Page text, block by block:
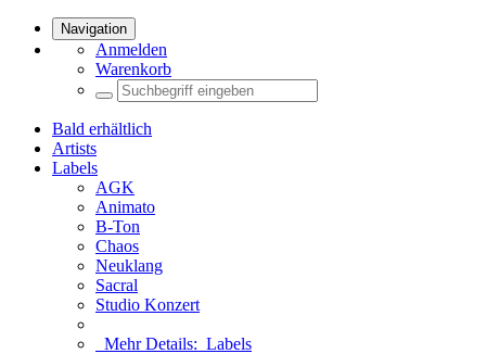
Navigation
Anmelden
Warenkorb
Bald erhältlich
Artists
Labels
AGK
Animato
B-Ton
Chaos
Neuklang
Sacral
Studio Konzert
Mehr Details: Labels